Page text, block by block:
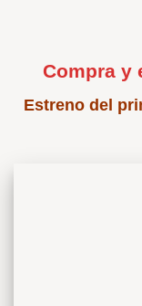
Compra y
Estreno del